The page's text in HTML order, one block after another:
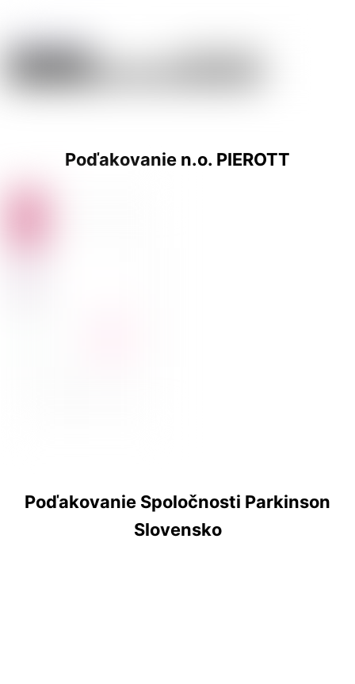
Poďakovanie n.o. PIEROTT
Poďakovanie Spoločnosti Parkinson
Slovensko